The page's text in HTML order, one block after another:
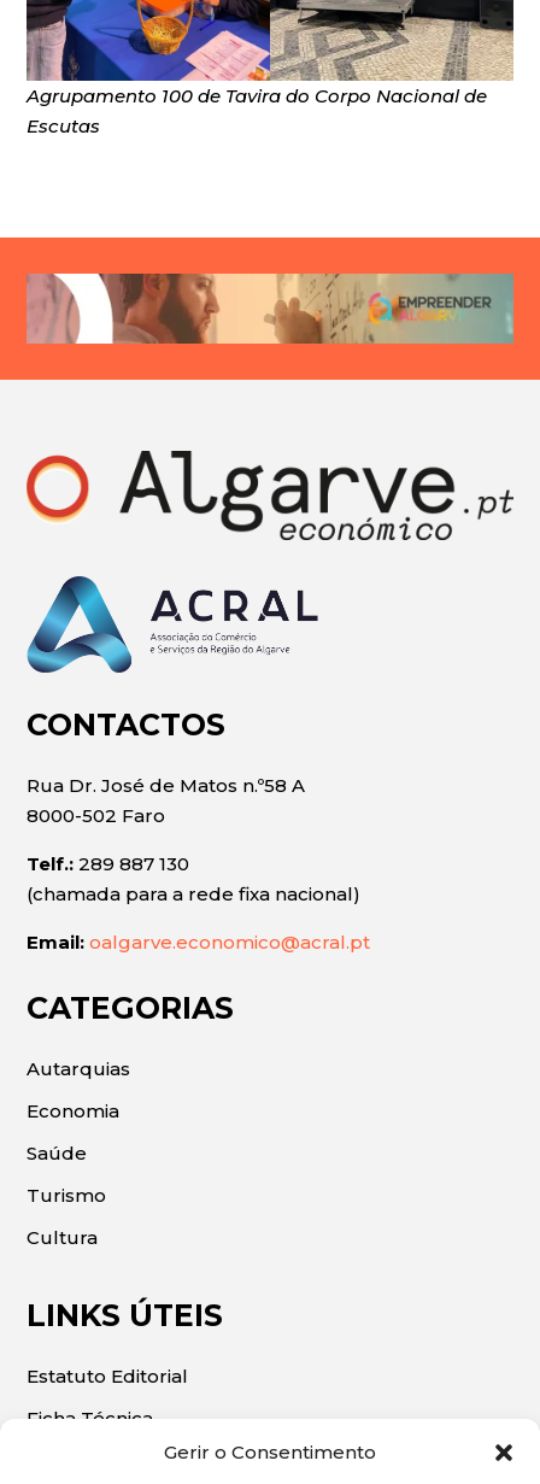
Gerir o Consentimento
Agrupamento 100 de Tavira do Corpo Nacional de
Escutas
CONTACTOS
Rua Dr. José de Matos n.º58 A
8000-502 Faro
Telf.: 289 887 130
(chamada para a rede fixa nacional)
Email: oalgarve.economico@acral.pt
CATEGORIAS
Autarquias
Economia
Saúde
Turismo
Cultura
LINKS ÚTEIS
Estatuto Editorial
Ficha Técnica